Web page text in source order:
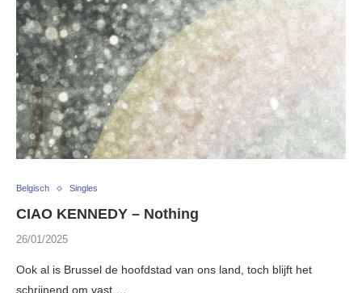
Belgisch Singles
CIAO KENNEDY – Nothing
26/01/2025
Ook al is Brussel de hoofdstad van ons land, toch blijft het
schrijnend om vast …